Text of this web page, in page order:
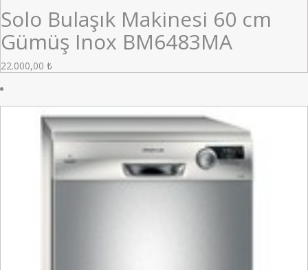
Solo Bulaşık Makinesi 60 cm
Gümüş Inox BM6483MA
22.000,00 ₺